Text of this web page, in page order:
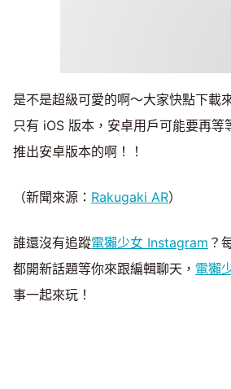
是不是超級可愛的啊～大家快點下載
只有 iOS 版本，安卓用戶可能要再等
推出安卓版本的啊！！
（新聞來源： Rakugaki AR）
誰還沒有追蹤電獺少女 Instagram ？
都開新話題等你來跟編輯聊天， 電獺
事一起來玩！